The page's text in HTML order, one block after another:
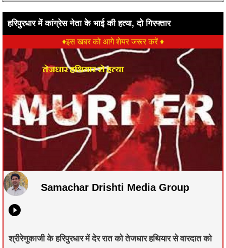
हरिपुरधार में कांग्रेस नेता के भाई की हत्या, दो गिरफ्तार
♦इस खबर को आगे शेयर जरूर करें ♦
Samachar Drishti Media Group
श्रीरेणुकाजी के हरिपुरधार में देर रात को तेजधार हथियार से वारदात को